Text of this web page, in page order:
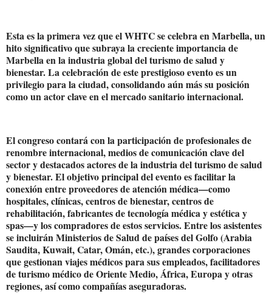
Esta es la primera vez que el WHTC se celebra en Marbella, un
hito significativo que subraya la creciente importancia de
Marbella en la industria global del turismo de salud y
bienestar. La celebración de este prestigioso evento es un
privilegio para la ciudad, consolidando aún más su posición
como un actor clave en el mercado sanitario internacional.
El congreso contará con la participación de profesionales de
renombre internacional, medios de comunicación clave del
sector y destacados actores de la industria del turismo de salud
y bienestar. El objetivo principal del evento es facilitar la
conexión entre proveedores de atención médica—como
hospitales, clínicas, centros de bienestar, centros de
rehabilitación, fabricantes de tecnología médica y estética y
spas—y los compradores de estos servicios. Entre los asistentes
se incluirán Ministerios de Salud de países del Golfo (Arabia
Saudita, Kuwait, Catar, Omán, etc.), grandes corporaciones
que gestionan viajes médicos para sus empleados, facilitadores
de turismo médico de Oriente Medio, África, Europa y otras
regiones, así como compañías aseguradoras.